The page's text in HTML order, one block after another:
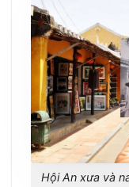
Hội An xưa và